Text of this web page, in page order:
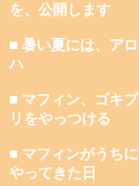
を、公開します
■ 暑い夏には、アロ
ハ
■ マフィン、ゴキブ
リをやっつける
■ マフィンがうちに
やってきた日